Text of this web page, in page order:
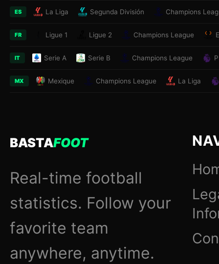
ES La Liga Segunda División Champions
FR Ligue 1 Ligue 2 Champions League
IT Serie A Serie B Champions League
MX Mexique Champions League La Liga
BASTAFOOT
Real-time football
statistics. Follow your
favorite team
anywhere, anytime.